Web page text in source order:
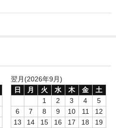
翌月(2026年9月)
日
月 火 水 木 金
土
1
2 3 4
5
6
7 8 9 10 11
12
13
14 15 16 17 18
19